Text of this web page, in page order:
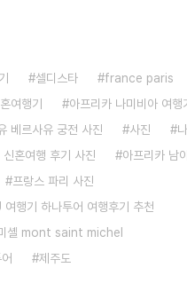
셀디스타 france paris
여행기
아프리카 나미비아 여행
베르사유 궁전 사진 사진
신혼여행 후기 사진
아프리카 남
프랑스 파리 사진
여행기 하나투어 여행후기 추천
셸 mont saint michel
제주도